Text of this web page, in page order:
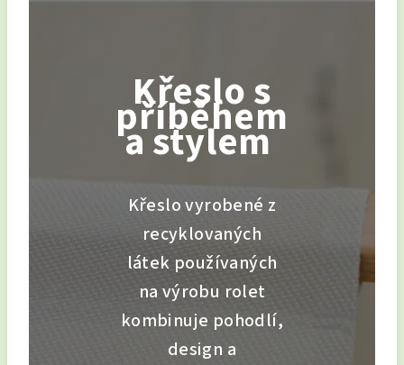
Křeslo s
příběhem
a stylem
Křeslo vyrobené z
recyklovaných
látek používaných
na výrobu rolet
kombinuje pohodlí,
design a